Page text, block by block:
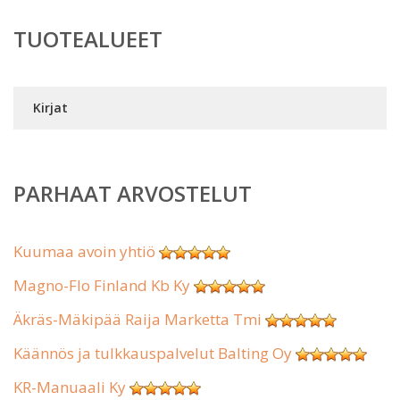
TUOTEALUEET
Kirjat
PARHAAT ARVOSTELUT
Kuumaa avoin yhtiö
Magno-Flo Finland Kb Ky
Äkräs-Mäkipää Raija Marketta Tmi
Käännös ja tulkkauspalvelut Balting Oy
KR-Manuaali Ky